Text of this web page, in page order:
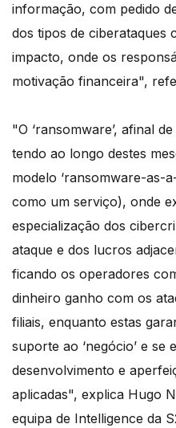
informação, com pedido
dos tipos de ciberataques
impacto, onde os
motivação financeira",
"O ‘ransomware’, afinal
tendo ao longo destes
modelo ‘ransomware-as-
como um serviço), onde
especialização dos
ataque e dos lucros
ficando os operadores
dinheiro ganho com os
filiais, enquanto estas
suporte ao ‘negócio’ e se
desenvolvimento e
aplicadas", explica Hugo
equipa de Intelligence da